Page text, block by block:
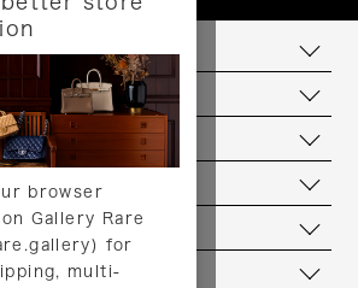
browser
Gallery Rare
for
multi-